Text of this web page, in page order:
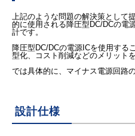
上記のような問題の解決策として
的に使用される降圧型DC/DCの電
計です。
降圧型DC/DCの電源ICを使用する
型化、コスト削減などのメリット
では具体的に、マイナス電源回路
設計仕様